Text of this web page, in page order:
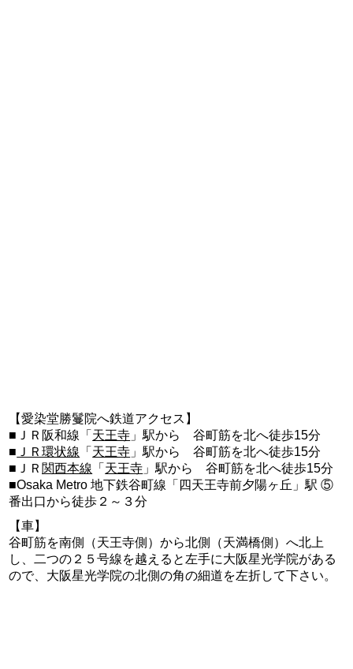
【愛染堂勝鬘院へ鉄道アクセス】
■ＪＲ阪和線「 天王寺 」駅から 谷町筋を北へ徒歩15分
■ ＪＲ環状線 「 天王寺 」駅から 谷町筋を北へ徒歩15分
■ＪＲ 関西本線 「 天王寺 」駅から 谷町筋を北へ徒歩15分
■Osaka Metro 地下鉄谷町線「四天王寺前夕陽ヶ丘」駅 ⑤
番出口から徒歩２～３分
【車】
谷町筋を南側（天王寺側）から北側（天満橋側）へ北上
し、二つの２５号線を越えると左手に大阪星光学院がある
ので、大阪星光学院の北側の角の細道を左折して下さい。